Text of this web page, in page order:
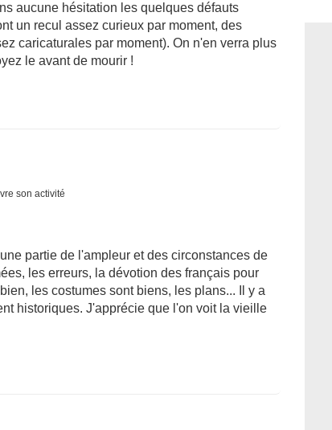
aucune hésitation les quelques défauts
un recul assez curieux par moment, des
caricaturales par moment). On n'en verra plus
le avant de mourir !
son activité
partie de l'ampleur et des circonstances de
les erreurs, la dévotion des français pour
les costumes sont biens, les plans... Il y a
historiques. J'apprécie que l'on voit la vieille